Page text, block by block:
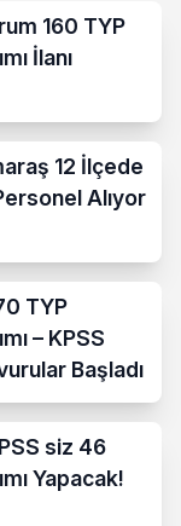
160 TYP
İlanı
12 İlçede
Alıyor
TYP
– KPSS
Başladı
siz 46
Yapacak!